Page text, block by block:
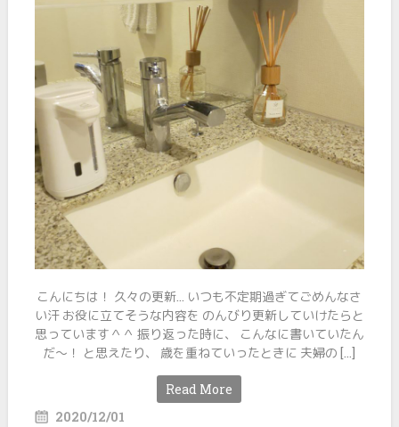
こんにちは！ 久々の更新… いつも不定期過ぎてごめんなさ
い汗 お役に立てそうな内容を のんびり更新していけたらと
思っています＾＾ 振り返った時に、 こんなに書いていたん
だ～！ と思えたり、 歳を重ねていったときに 夫婦の […]
Read More
2020/12/01